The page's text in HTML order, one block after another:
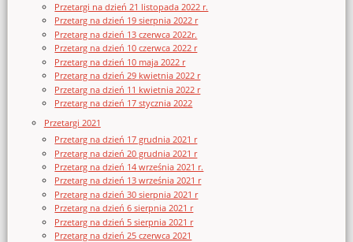
Przetargi na dzień 21 listopada 2022 r.
Przetarg na dzień 19 sierpnia 2022 r
Przetarg na dzień 13 czerwca 2022r.
Przetarg na dzień 10 czerwca 2022 r
Przetarg na dzień 10 maja 2022 r
Przetarg na dzień 29 kwietnia 2022 r
Przetarg na dzień 11 kwietnia 2022 r
Przetarg na dzień 17 stycznia 2022
Przetargi 2021
Przetarg na dzień 17 grudnia 2021 r
Przetarg na dzień 20 grudnia 2021 r
Przetarg na dzień 14 września 2021 r.
Przetarg na dzień 13 września 2021 r
Przetarg na dzień 30 sierpnia 2021 r
Przetarg na dzień 6 sierpnia 2021 r
Przetarg na dzień 5 sierpnia 2021 r
Przetarg na dzień 25 czerwca 2021